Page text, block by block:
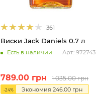
361
Виски Jack Daniels 0.7 л
Есть в наличии Арт.: 972743
789.00 грн 1 035.00грн
-24% Экономия 246.00 грн